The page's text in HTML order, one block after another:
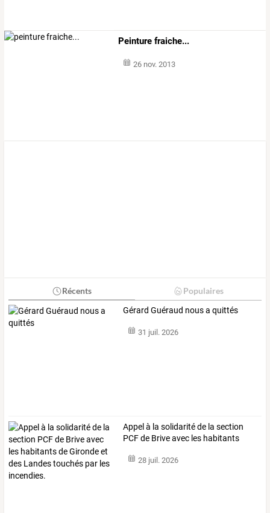
Peinture fraiche...
26 nov. 2013
Récents Populaires
Gérard Guéraud nous a quittés
31 juil. 2026
Appelà la solidaritéde la section
PCFde Briveavec les habitants
28 juil. 2026